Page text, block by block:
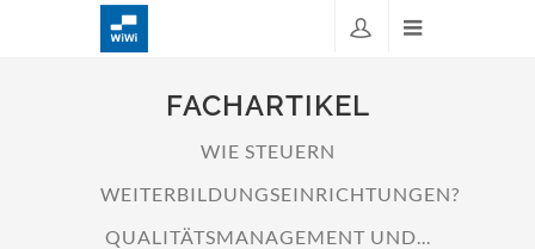
FACHARTIKEL
WIE STEUERN
WEITERBILDUNGSEINRICHTUNGEN?
QUALITÄTSMANAGEMENT UND...